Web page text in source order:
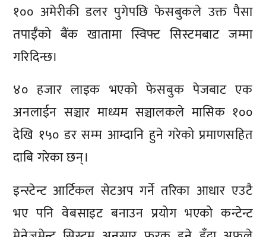
१०० अमेरीकी डलर पुगेपछि फेसबुकले उक्त पैसा
तपाईँको बैंक खातामा स्विफ्ट सिस्टमबाट जम्मा
गरिदिन्छ।
४० हजार लाइक भएको फेसबुक पेजबाट एक
अनलाईन सञ्चार माध्यम सञ्चालकले मासिक १००
देखि १५० डर सम्म आम्दानि हुने गरेको प्रमाणसहित
दाबि गरेका छन्।
इन्स्टेन्ट आर्टिकल सेटअप गर्ने तरिका आधार एउटै
भए पनि वेबसाइट बनाउन प्रयोग भएको कन्टेन्ट